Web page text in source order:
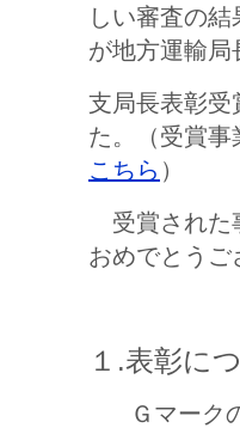
しい審査の
が地方運輸局
支局長表彰受
た。（受賞事
こちら ）
受賞された
おめでとうご
１.表彰に
Ｇマーク